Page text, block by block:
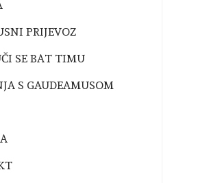
PRIJEVOZ
SE BAT TIMU
S GAUDEAMUSOM